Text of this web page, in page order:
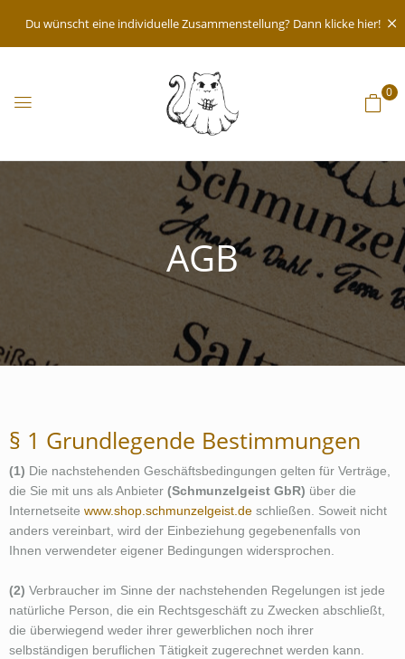
Du wünscht eine individuelle Zusammenstellung? Dann klicke hier!
0
AGB
§ 1 Grundlegende Bestimmungen
(1) Die nachstehenden Geschäftsbedingungen gelten für Verträge,
die Sie mit uns als Anbieter (Schmunzelgeist GbR) über die
Internetseite www.shop.schmunzelgeist.de schließen. Soweit nicht
anders vereinbart, wird der Einbeziehung gegebenenfalls von
Ihnen verwendeter eigener Bedingungen widersprochen.
(2) Verbraucher im Sinne der nachstehenden Regelungen ist jede
natürliche Person, die ein Rechtsgeschäft zu Zwecken abschließt,
die überwiegend weder ihrer gewerblichen noch ihrer
selbständigen beruflichen Tätigkeit zugerechnet werden kann.